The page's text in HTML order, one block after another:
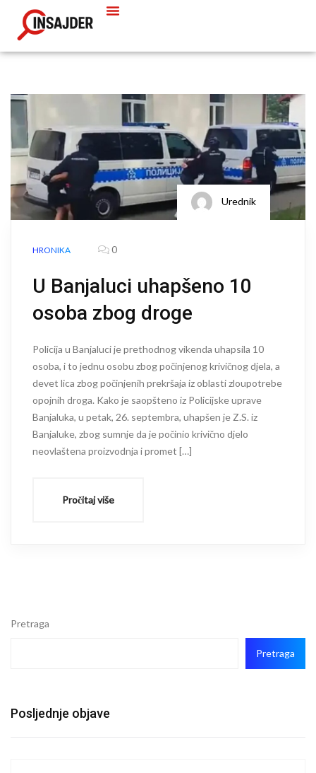
Urednik
HRONIKA 0
U Banjaluci uhapšeno 10
osoba zbog droge
Policija u Banjaluci je prethodnog vikenda uhapsila 10
osoba, i to jednu osobu zbog počinjenog krivičnog djela, a
devet lica zbog počinjenih prekršaja iz oblasti zloupotrebe
opojnih droga. Kako je saopšteno iz Policijske uprave
Banjaluka, u petak, 26. septembra, uhapšen je Z.S. iz
Banjaluke, zbog sumnje da je počinio krivično djelo
neovlaštena proizvodnja i promet […]
Pročitaj više
Pretraga
Pretraga
Posljednje objave